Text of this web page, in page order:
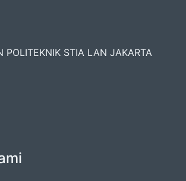
POLITEKNIK STIA LAN JAKARTA